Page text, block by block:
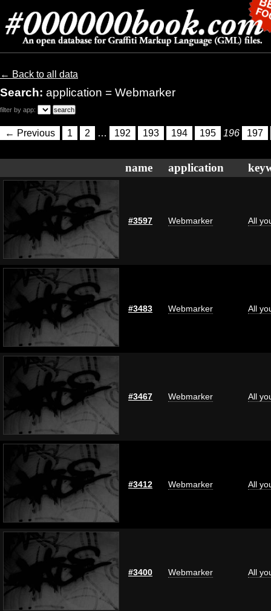
← Back to all data
Search: application = Webmarker
filter by app:
← Previous 1 2 … 192 193 194 195 196 197
name application
#3597 Webmarker All
#3483 Webmarker All
#3467 Webmarker All
#3412 Webmarker All
#3400 Webmarker All